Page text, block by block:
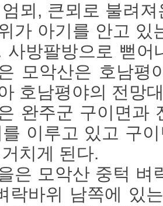
뫼, 큰뫼로 불려
가 아기를 안고 있
사방팔방으로 뻗
모악산은 호남평
호남평야의 전망
완주군 구이면과
이루고 있고 구
치게 된다.
은 모악산 중턱 벼
락바위 남쪽에 있